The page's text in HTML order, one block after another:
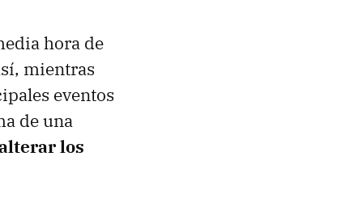
hora de
mientras
eventos
de una
los